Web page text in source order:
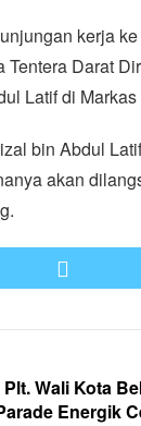
kerja
Darat
Latif di
bin Abdul
akan
Plt. Wali Kota
Energik